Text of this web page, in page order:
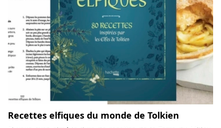
Recettes elfiques du monde de Tolkien